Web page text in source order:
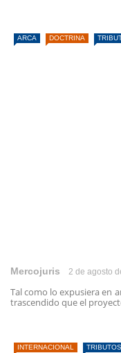
ARCA DOCTRINA
Mercojuris 2 de agosto
Tal como lo expusiera en
trascendido que el
INTERNACIONAL TRIBUTOS